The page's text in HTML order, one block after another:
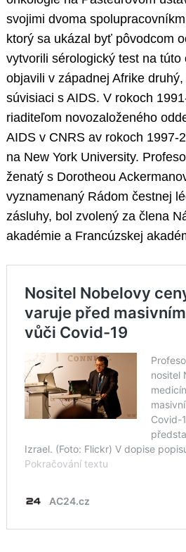
svojimi dvoma
ktorý sa ukázal byť pôvodcom
vytvorili sérologický test na
objavili v západnej Afrike
súvisiaci s AIDS. V rokoch
riaditeľom novozaloženého
AIDS v CNRS av rokoch 1997-
na New York University.
ženatý s Dorotheou
vyznamenaný Rádom čestnej
zásluhy, bol zvolený za člena
akadémie a Francúzskej